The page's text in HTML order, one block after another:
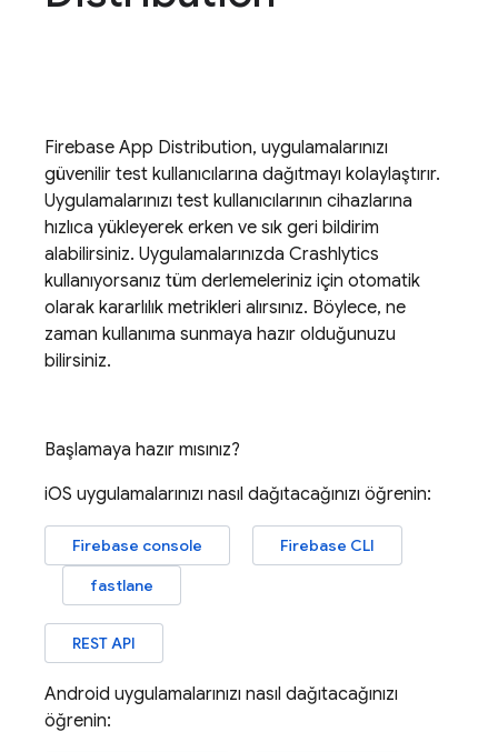
Firebase App Distribution, uygulamalarınızı
güvenilir test kullanıcılarına dağıtmayı kolaylaştırır.
Uygulamalarınızı test kullanıcılarının cihazlarına
hızlıca yükleyerek erken ve sık geri bildirim
alabilirsiniz. Uygulamalarınızda Crashlytics
kullanıyorsanız tüm derlemeleriniz için otomatik
olarak kararlılık metrikleri alırsınız. Böylece, ne
zaman kullanıma sunmaya hazır olduğunuzu
bilirsiniz.
Başlamaya hazır mısınız?
iOS uygulamalarınızı nasıl dağıtacağınızı öğrenin:
Firebase console Firebase CLI
fastlane
REST API
Android uygulamalarınızı nasıl dağıtacağınızı
öğrenin: